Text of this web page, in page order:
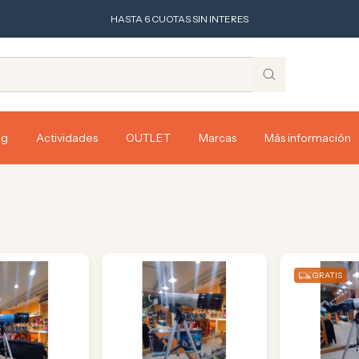
HASTA 6 CUOTAS SIN INTERES
Actividades OUTLET Marcas Más información
GRATIS